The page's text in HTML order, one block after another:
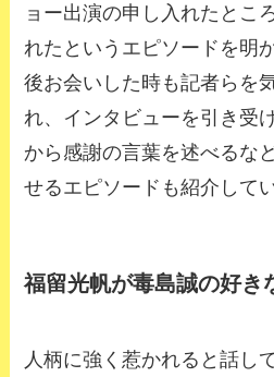
ョー出演の申し入れたとこ
れたというエピソードを明
後お会いした時も記者らを
れ、インタビューを引き受
から感謝の言葉を述べるな
せるエピソードも紹介して
福留光帆が毒島誠の好
人柄に強く惹かれると話し